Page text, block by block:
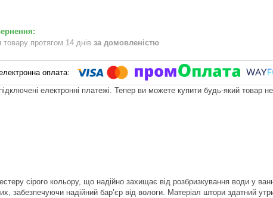
товару протягом 14 днів за домовленістю
електронні платежі. Тепер ви можете купити будь-який товар
сірого кольору, що надійно захищає від розбризкування води у
забезпечуючи надійний бар’єр від вологи. Матеріал штори здатний